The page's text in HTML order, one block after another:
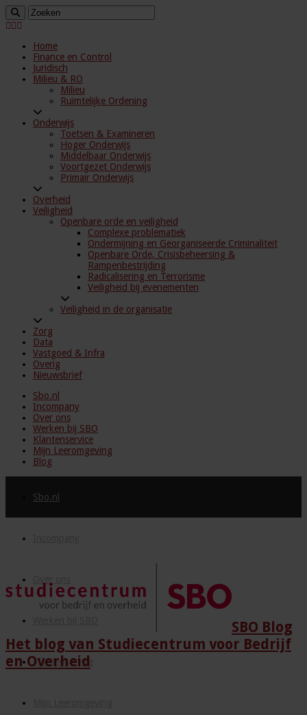
Home
Finance en Control
Juridisch
Milieu & RO
Milieu
Ruimtelijke Ordening
Onderwijs
Toetsen & Examineren
Hoger Onderwijs
Middelbaar Onderwijs
Voortgezet Onderwijs
Primair Onderwijs
Overheid
Veiligheid
Openbare orde en veiligheid
Complexe problematiek
Ondermijning en Georganiseerde Criminaliteit
Openbare Orde, Crisisbeheersing &
Rampenbestrijding
Radicalisering en Terrorisme
Veiligheid bij evenementen
Veiligheid in de organisatie
Zorg
Data
Vastgoed & Infra
Overig
Nieuwsbrief
Sbo.nl
Incompany
Over ons
Werken bij SBO
Klantenservice
Mijn Leeromgeving
Blog
Sbo.nl
Klantenservice
SBO Blog
Het blog van Studiecentrum voor Bedrijf
en Overheid